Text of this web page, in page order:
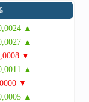
▲
▲
▼
▲
▼
▲